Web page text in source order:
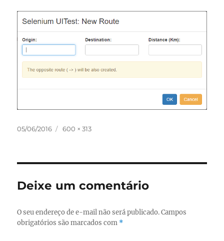
Publicado
05/06/2016
Tamanho
600 × 313
Deixe um comentário
O seu endereço de e-mail não será publicado. Campos
obrigatórios são marcados com *